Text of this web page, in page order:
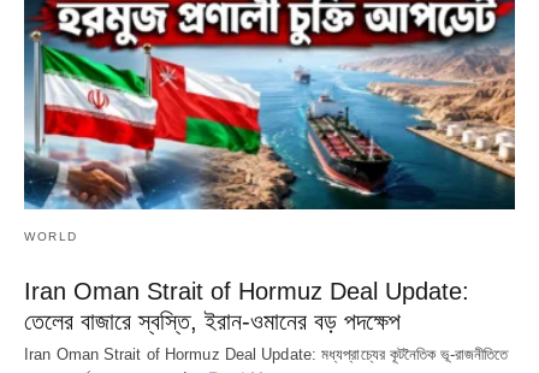
WORLD
Iran Oman Strait of Hormuz Deal Update:
তেলের বাজারে স্বস্তি, ইরান-ওমানের বড় পদক্ষেপ
Iran Oman Strait of Hormuz Deal Update: মধ্যপ্রাচ্যের কূটনৈতিক ভূ-রাজনীতিতে